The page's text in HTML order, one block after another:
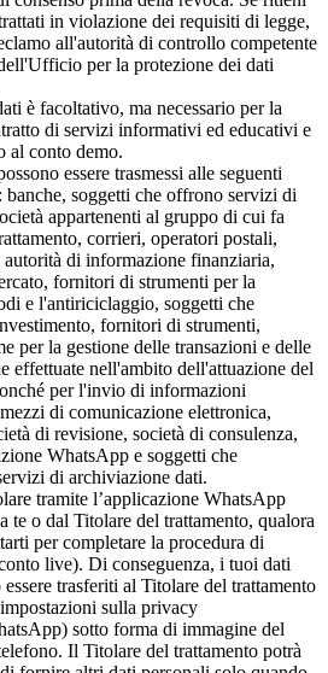
in violazione dei requisiti di legge,
all'autorità di controllo competente
per la protezione dei dati
è facoltativo, ma necessario per la
di servizi informativi ed educativi e
al conto demo.
essere trasmessi alle seguenti
banche, soggetti che offrono servizi di
appartenenti al gruppo di cui fa
corrieri, operatori postali,
di informazione finanziaria,
fornitori di strumenti per la
e l'antiriciclaggio, soggetti che
fornitori di strumenti,
per la gestione delle transazioni e delle
effettuate nell'ambito dell'attuazione del
per l'invio di informazioni
di comunicazione elettronica,
di revisione, società di consulenza,
WhatsApp e soggetti che
di archiviazione dati.
tramite l’applicazione WhatsApp
te o dal Titolare del trattamento, qualora
per completare la procedura di
live). Di conseguenza, i tuoi dati
trasferiti al Titolare del trattamento
sulla privacy
sotto forma di immagine del
Il Titolare del trattamento potrà